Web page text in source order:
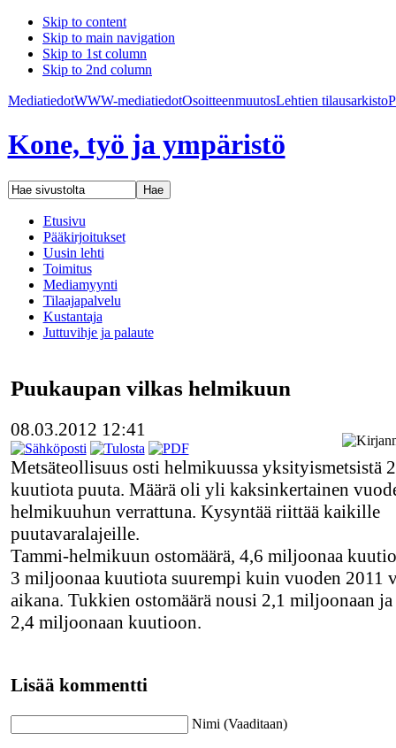
Skip to content
Skip to main navigation
Skip to 1st column
Skip to 2nd column
MediatiedotWWW-mediatiedotOsoitteenmuutosLehtien tilausarkisto
Kone, työ ja ympäristö
Etusivu
Pääkirjoitukset
Uusin lehti
Toimitus
Mediamyynti
Tilaajapalvelu
Kustantaja
Juttuvihje ja palaute
Puukaupan vilkas helmikuun
08.03.2012 12:41
Metsäteollisuus osti helmikuussa yksityismetsistä
kuutiota puuta. Määrä oli yli kaksinkertainen
helmikuuhun verrattuna. Kysyntää riittää kaikille
puutavaralajeille.
Tammi-helmikuun ostomäärä, 4,6 miljoonaa
3 miljoonaa kuutiota suurempi kuin vuoden 2011
aikana. Tukkien ostomäärä nousi 2,1 miljoonaan
2,4 miljoonaan kuutioon.
Lisää kommentti
Nimi (Vaaditaan)